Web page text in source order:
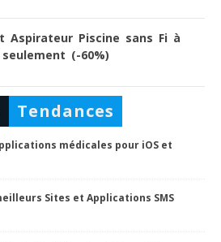
Aspirateur Piscine sans Fi à
seulement (-60%)
Tendances
médicales pour iOS et
Sites et Applications SMS